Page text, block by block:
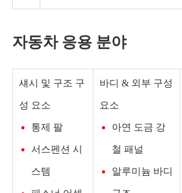
자동차 응용 분야
섀시 및 구조 구
성 요소
통제 팔
서스펜션 시
스템
바디 & 외부 구성
요소
아연 도금 강
철 패널
알루미늄 바디